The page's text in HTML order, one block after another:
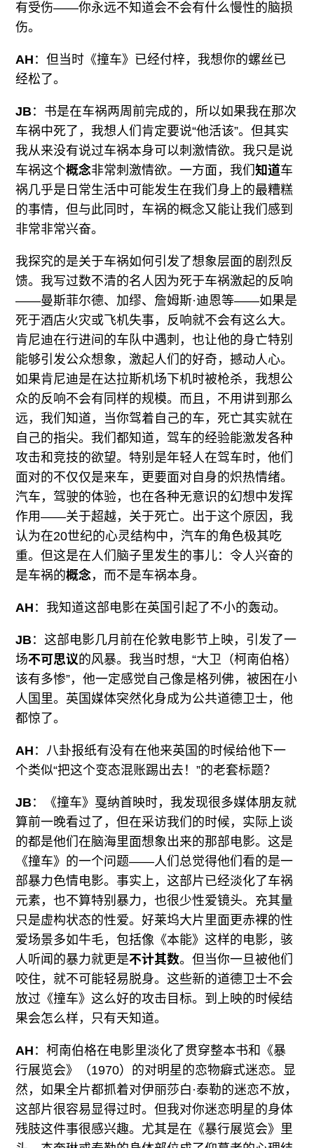
有受伤——你永远不知道会不会有什么慢性的脑损
伤。
AH ：但当时《撞车》已经付梓，我想你的螺丝已
经松了。
JB：书是在车祸两周前完成的，所以如果我在那次
车祸中死了，我想人们肯定要说“他活该”。但其实
我从来没有说过车祸本身可以刺激情欲。我只是说
车祸这个概念非常刺激情欲。一方面，我们知道车
祸几乎是日常生活中可能发生在我们身上的最糟糕
的事情，但与此同时，车祸的概念又能让我们感到
非常非常兴奋。
我探究的是关于车祸如何引发了想象层面的剧烈反
馈。我写过数不清的名人因为死于车祸激起的反响
——曼斯菲尔德、加缪、詹姆斯·迪恩等——如果是
死于酒店火灾或飞机失事，反响就不会有这么大。
肯尼迪在行进间的车队中遇刺，也让他的身亡特别
能够引发公众想象，激起人们的好奇，撼动人心。
如果肯尼迪是在达拉斯机场下机时被枪杀，我想公
众的反响不会有同样的规模。而且，不用讲到那么
远，我们知道，当你驾着自己的车，死亡其实就在
自己的指尖。我们都知道，驾车的经验能激发各种
攻击和竞技的欲望。特别是年轻人在驾车时，他们
面对的不仅仅是来车，更要面对自身的炽热情绪。
汽车，驾驶的体验，也在各种无意识的幻想中发挥
作用——关于超越，关于死亡。出于这个原因，我
认为在20世纪的心灵结构中，汽车的角色极其吃
重。但这是在人们脑子里发生的事儿：令人兴奋的
是车祸的概念，而不是车祸本身。
AH ：我知道这部电影在英国引起了不小的轰动。
JB：这部电影几月前在伦敦电影节上映，引发了一
场不可思议的风暴。我当时想，“大卫（柯南伯格）
该有多惨”，他一定感觉自己像是格列佛，被困在小
人国里。英国媒体突然化身成为公共道德卫士，他
都惊了。
AH ：八卦报纸有没有在他来英国的时候给他下一
个类似“把这个变态混账踢出去！”的老套标题？
JB：《撞车》戛纳首映时，我发现很多媒体朋友就
算前一晚看过了，但在采访我们的时候，实际上谈
的都是他们在脑海里面想象出来的那部电影。这是
《撞车》的一个问题——人们总觉得他们看的是一
部暴力色情电影。事实上，这部片已经淡化了车祸
元素，也不算特别暴力，也很少性爱镜头。充其量
只是虚构状态的性爱。好莱坞大片里面更赤裸的性
爱场景多如牛毛，包括像《本能》这样的电影，骇
人听闻的暴力就更是不计其数。但当你一旦被他们
咬住，就不可能轻易脱身。这些新的道德卫士不会
放过《撞车》这么好的攻击目标。到上映的时候结
果会怎么样，只有天知道。
AH ：柯南伯格在电影里淡化了贯穿整本书和《暴
行展览会》（1970）的对明星的恋物癖式迷恋。显
然，如果全片都抓着对伊丽莎白·泰勒的迷恋不放，
这部片很容易显得过时。但我对你迷恋明星的身体
残肢这件事很感兴趣。尤其是在《暴行展览会》里